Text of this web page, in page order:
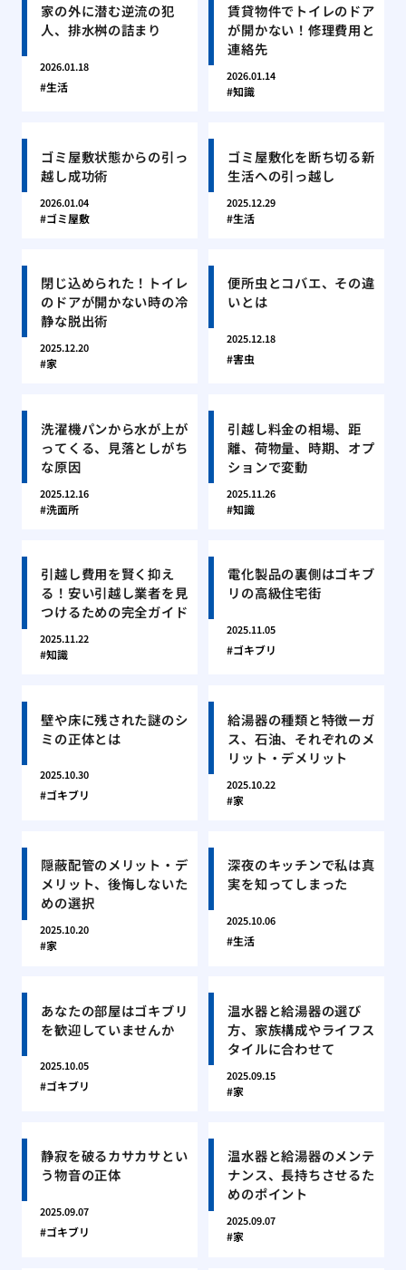
家の外に潜む逆流の犯
人、排水桝の詰まり
2026.01.18
生活
賃貸物件でトイレのドア
が開かない！修理費用と
連絡先
2026.01.14
知識
ゴミ屋敷状態からの引っ
越し成功術
2026.01.04
ゴミ屋敷
ゴミ屋敷化を断ち切る新
生活への引っ越し
2025.12.29
生活
閉じ込められた！トイレ
のドアが開かない時の冷
静な脱出術
2025.12.20
家
便所虫とコバエ、その違
いとは
2025.12.18
害虫
洗濯機パンから水が上が
ってくる、見落としがち
な原因
2025.12.16
洗面所
引越し料金の相場、距
離、荷物量、時期、オプ
ションで変動
2025.11.26
知識
引越し費用を賢く抑え
る！安い引越し業者を見
つけるための完全ガイド
2025.11.22
知識
電化製品の裏側はゴキブ
リの高級住宅街
2025.11.05
ゴキブリ
壁や床に残された謎のシ
ミの正体とは
2025.10.30
ゴキブリ
給湯器の種類と特徴ーガ
ス、石油、それぞれのメ
リット・デメリット
2025.10.22
家
隠蔽配管のメリット・デ
メリット、後悔しないた
めの選択
2025.10.20
家
深夜のキッチンで私は真
実を知ってしまった
2025.10.06
生活
あなたの部屋はゴキブリ
を歓迎していませんか
2025.10.05
ゴキブリ
温水器と給湯器の選び
方、家族構成やライフス
タイルに合わせて
2025.09.15
家
静寂を破るカサカサとい
う物音の正体
2025.09.07
ゴキブリ
温水器と給湯器のメンテ
ナンス、長持ちさせるた
めのポイント
2025.09.07
家